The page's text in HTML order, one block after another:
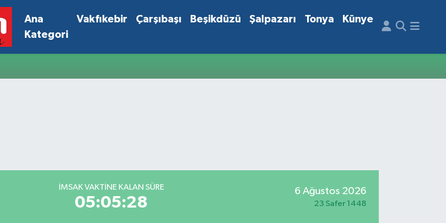
Ana
Kategori
Vakfıkebir Çarşıbaşı Beşikdüzü Şalpazarı Tonya Künye
İMSAK VAKTINE KALAN SÜRE
05:05:28
6 Ağustos 2026
23 Safer 1448